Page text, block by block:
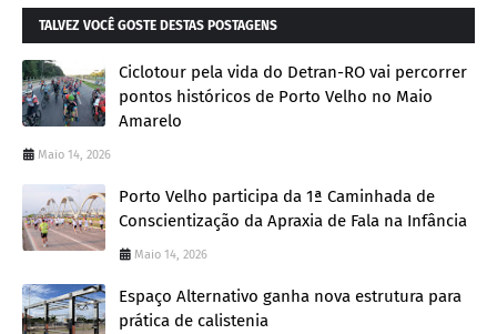
TALVEZ VOCÊ GOSTE DESTAS POSTAGENS
Ciclotour pela vida do Detran-RO vai percorrer
pontos históricos de Porto Velho no Maio
Amarelo
Maio 14, 2026
Porto Velho participa da 1ª Caminhada de
Conscientização da Apraxia de Fala na Infância
Maio 14, 2026
Espaço Alternativo ganha nova estrutura para
prática de calistenia